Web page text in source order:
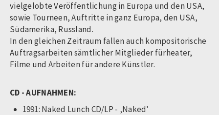
vielgelobte Veröffentlichung in Europa und den USA,
sowie Tourneen, Auftritte in ganz Europa, den USA,
Südamerika, Russland.
In den gleichen Zeitraum fallen auch kompositorische
Auftragsarbeiten sämtlicher Mitglieder fürheater,
Filme und Arbeiten für andere Künstler.
CD - AUFNAHMEN:
1991: Naked Lunch CD/LP - ‚Naked'